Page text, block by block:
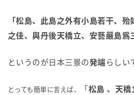
「松島、此島之外有小島若干、
之佳、與丹後天橋立、安藝嚴島爲
というのが日本三景の発端らしい
とっても簡単に言えば、 「松島 、天